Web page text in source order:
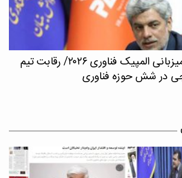
پردیس در تدارک میزبانی المپیک فناوری ۲۰۲۶/ رقابت تیم
در شش حوزه فناوری